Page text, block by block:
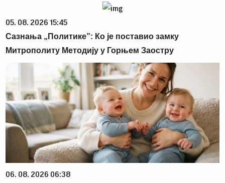
05. 08. 2026 15:45
Сазнања „Политике”: Ко је поставио замку
Митрополиту Методију у Горњем Заостру
06. 08. 2026 06:38